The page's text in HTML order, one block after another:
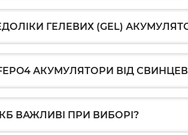
ГЕЛЕВИХ (GEL)
АКУМУЛЯТОРИ ВІД
ВАЖЛИВІ ПРИ ВИБОРІ?